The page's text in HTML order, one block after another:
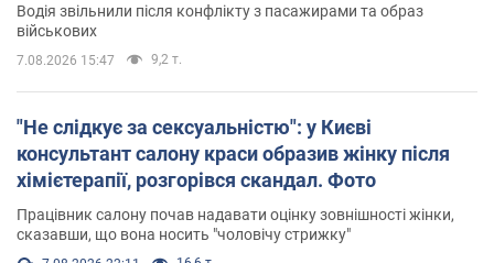
Водія звільнили після конфлікту з пасажирами та образ
військових
7.08.2026 15:47 9,2 т.
"Не слідкує за сексуальністю": у Києві
консультант салону краси образив жінку після
хімієтерапії, розгорівся скандал. Фото
Працівник салону почав надавати оцінку зовнішності жінки,
сказавши, що вона носить "чоловічу стрижку"